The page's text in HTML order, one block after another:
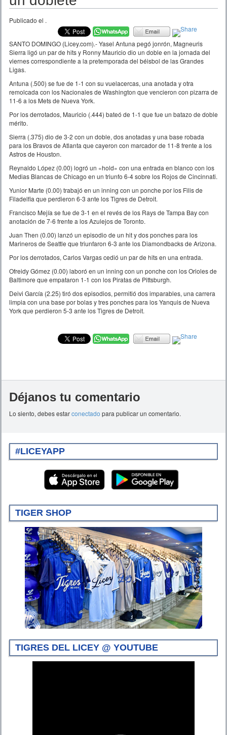
Publicado el .
SANTO DOMINGO (Licey.com).- Yasel Antuna pegó jonrón, Magneuris
Sierra ligó un par de hits y Ronny Mauricio dio un doble en la jornada del
viernes correspondiente a la pretemporada del béisbol de las Grandes
Ligas.
Antuna (.500) se fue de 1-1 con su vuelacercas, una anotada y otra
remolcada con los Nacionales de Washington que vencieron con pizarra de
11-6 a los Mets de Nueva York.
Por los derrotados, Mauricio (.444) bateó de 1-1 que fue un batazo de doble
mérito.
Sierra (.375) dio de 3-2 con un doble, dos anotadas y una base robada
para los Bravos de Atlanta que cayeron con marcador de 11-8 frente a los
Astros de Houston.
Reynaldo López (0.00) logró un «hold» con una entrada en blanco con los
Medias Blancas de Chicago en un triunfo 6-4 sobre los Rojos de Cincinnati.
Yunior Marte (0.00) trabajó en un inning con un ponche por los Filis de
Filadelfia que perdieron 6-3 ante los Tigres de Detroit.
Francisco Mejía se fue de 3-1 en el revés de los Rays de Tampa Bay con
anotación de 7-6 frente a los Azulejos de Toronto.
Juan Then (0.00) lanzó un episodio de un hit y dos ponches para los
Marineros de Seattle que triunfaron 6-3 ante los Diamondbacks de Arizona.
Por los derrotados, Carlos Vargas cedió un par de hits en una entrada.
Ofreidy Gómez (0.00) laboró en un inning con un ponche con los Orioles de
Baltimore que empataron 1-1 con los Piratas de Pittsburgh.
Deivi García (2.25) tiró dos episodios, permitió dos imparables, una carrera
limpia con una base por bolas y tres ponches para los Yanquis de Nueva
York que perdieron 5-3 ante los Tigres de Detroit.
Déjanos tu comentario
Lo siento, debes estarconectado para publicar un comentario.
#LICEYAPP
TIGER SHOP
TIGRES DEL LICEY @ YOUTUBE